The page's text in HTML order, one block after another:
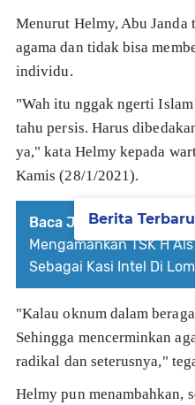
Menurut Helmy, Abu
agama dan tidak bisa
individu.
"Wah itu nggak ngerti
tahu persis. Harus
ya," kata Helmy kepada
Kamis (28/1/2021).
Baca Juga : Tim Intelijen
Mengamankan TSK H
Sebagai Kasi Intel Di
"Kalau oknum dalam
Sehingga mencerminkan
radikal dan seterusnya,"
Helmy pun menambahkan,
Berita Terbaru